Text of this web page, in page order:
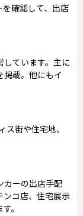
確認して、出店
ています。主に
掲載。他にもイ
街や住宅地、
カーの出店手配
ンコ店、住宅展示
。